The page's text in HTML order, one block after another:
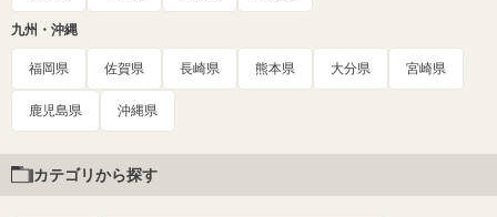
九州・沖縄
福岡県 佐賀県 長崎県 熊本県 大分県 宮崎県
鹿児島県 沖縄県
カテゴリから探す